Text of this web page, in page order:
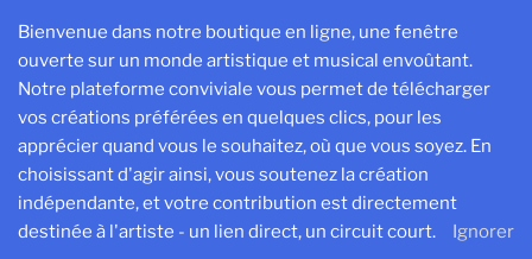
Bienvenue dans notre boutique en ligne, une fenêtre
ouverte sur un monde artistique et musical envoûtant.
Notre plateforme conviviale vous permet de télécharger
vos créations préférées en quelques clics, pour les
apprécier quand vous le souhaitez, où que vous soyez. En
choisissant d'agir ainsi, vous soutenez la création
indépendante, et votre contribution est directement
destinée à l'artiste - un lien direct, un circuit court.
Ignorer
contenu
principal
SESPROD
Créer, exister et transmettre pour avancer ensemble
Menu